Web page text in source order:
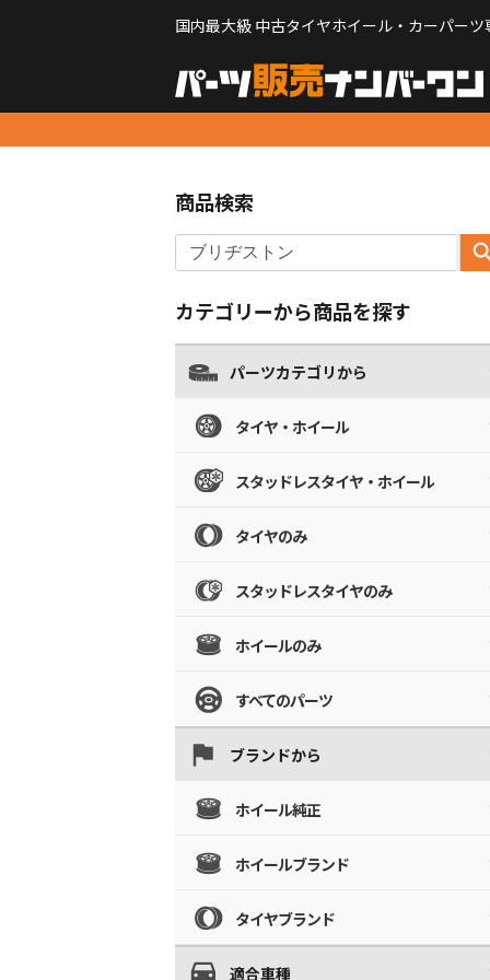
国内最大級 中古タイヤホイール・カーパーツ
商品検索
カテゴリーから商品を探す
パーツカテゴリから
タイヤ・ホイール
スタッドレスタイヤ・ホイール
タイヤのみ
スタッドレスタイヤのみ
ホイールのみ
すべてのパーツ
ブランドから
ホイール純正
ホイールブランド
タイヤブランド
適合車種